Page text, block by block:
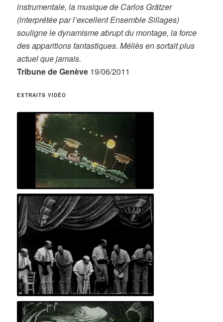
instrumentale, la musique de Carlos Grätzer
(interprétée par l’excellent Ensemble Sillages)
souligne le dynamisme abrupt du montage, la force
des apparitions fantastiques. Méliès en sortait plus
actuel que jamais.
Tribune de Genève 19/06/2011
EXTRAITS VIDÉO
Voyage à travers l'impossible
L'Homme orchestre